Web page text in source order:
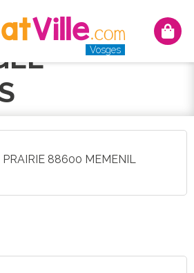
Vosges
Mon
panier
PRAIRIE 88600 MEMENIL